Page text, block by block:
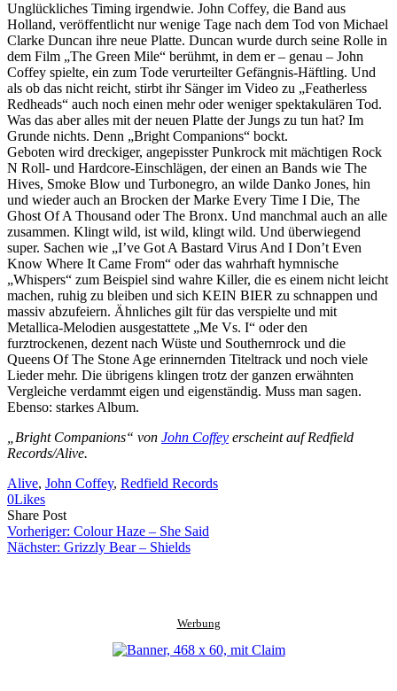
Facebook
to
clipboard
via
eMail
Unglückliches Timing irgendwie. John Coffey, die Band aus
Holland, veröffentlicht nur wenige Tage nach dem Tod von Michael
Clarke Duncan ihre neue Platte. Duncan wurde durch seine Rolle in
dem Film „The Green Mile“ berühmt, in dem er – genau – John
Coffey spielte, ein zum Tode verurteilter Gefängnis-Häftling. Und
als ob das nicht reicht, stirbt ihr Sänger im Video zu „Featherless
Redheads“ auch noch einen mehr oder weniger spektakulären Tod.
Was das aber alles mit der neuen Platte der Jungs zu tun hat? Im
Grunde nichts. Denn „Bright Companions“ bockt.
Geboten wird dreckiger, angepisster Punkrock mit mächtigen Rock
N Roll- und Hardcore-Einschlägen, der einen an Bands wie The
Hives, Smoke Blow und Turbonegro, an wilde Danko Jones, hin
und wieder auch an Brocken der Marke Every Time I Die, The
Ghost Of A Thousand oder The Bronx. Und manchmal auch an alle
zusammen. Klingt wild, ist wild, klingt wild. Und überwiegend
super. Sachen wie „I’ve Got A Bastard Virus And I Don’t Even
Know Where It Came From“ oder das wahrhaft hymnische
„Whispers“ zum Beispiel sind wahre Killer, die es einem nicht leicht
machen, ruhig zu bleiben und sich KEIN BIER zu schnappen und
massiv abzufeiern. Ähnliches gilt für das verspielte und mit
Metallica-Melodien ausgestattete „Me Vs. I“ oder den
furztrockenen, dezent nach Wüste und Southernrock und die
Queens Of The Stone Age erinnernden Titeltrack und noch viele
Lieder mehr. Die übrigens klingen trotz der ganzen erwähnten
Vergleiche verdammt eigen und eigenständig. Muss man sagen.
Ebenso: starkes Album.
„Bright Companions“ von John Coffey erscheint auf Redfield
Records/Alive.
Alive, John Coffey, Redfield Records
0Likes
Share PostShare
on
Facebook
Copy
URL
to
Send
Link
via
Vorheriger: Colour Haze – She Said
Nächster: Grizzly Bear – Shields
Werbung